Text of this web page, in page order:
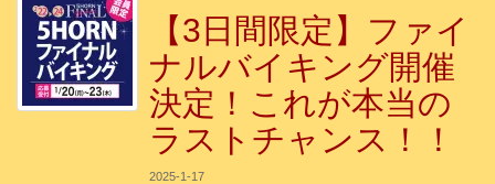
【3日間限定】ファイ
ナルバイキング開催
決定！これが本当の
ラストチャンス！！
2025-1-17